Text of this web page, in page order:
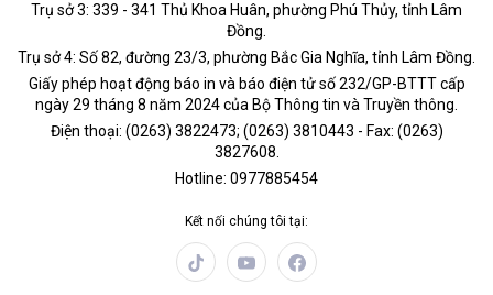
Trụ sở 3: 339 - 341 Thủ Khoa Huân, phường Phú Thủy, tỉnh Lâm
Đồng.
Trụ sở 4: Số 82, đường 23/3, phường Bắc Gia Nghĩa, tỉnh Lâm Đồng.
Giấy phép hoạt động báo in và báo điện tử số 232/GP-BTTT cấp
ngày 29 tháng 8 năm 2024 của Bộ Thông tin và Truyền thông.
Điện thoại: (0263) 3822473; (0263) 3810443 - Fax: (0263)
3827608.
Hotline: 0977885454
Kết nối chúng tôi tại: